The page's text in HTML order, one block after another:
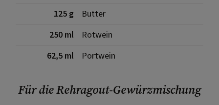
125 g
Butter
250 ml
Rotwein
62,5 ml
Portwein
Für die Rehragout-Gewürzmischung